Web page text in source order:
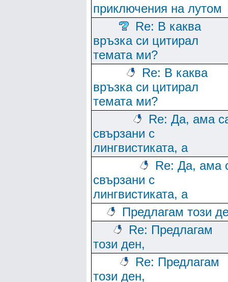
приключения на лутом
Re: В каква
връзка си цитирал
темата ми?
Re: В каква
връзка си цитирал
темата ми?
Re: Да, ама
свързани с
лингвистиката, а
Re: Да, ама
свързани с
лингвистиката, а
Предлагам този
Re: Предлагам
този ден,
Re: Предлагам
този ден,